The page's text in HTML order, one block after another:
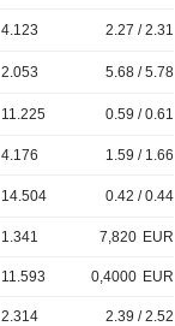
4.123 2.27 / 2.31
2.053 5.68 / 5.78
11.225 0.59 / 0.61
4.176 1.59 / 1.66
14.504 0.42 / 0.44
1.341 7,820 EUR
11.593 0,4000 EUR
2.314 2.39 / 2.52